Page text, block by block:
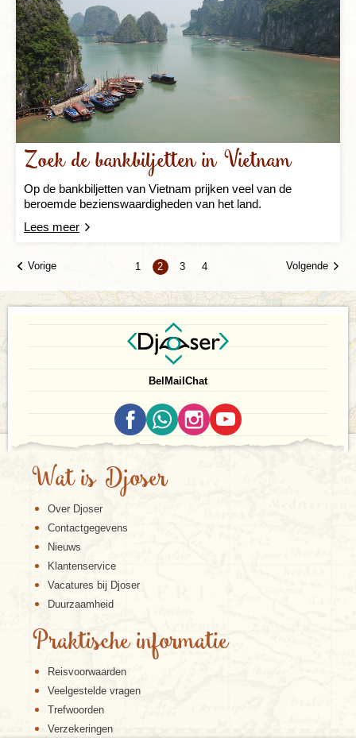
Zoek de bankbiljetten in Vietnam
Op de bankbiljetten van Vietnam prijken veel van de
beroemde bezienswaardigheden van het land.
Lees meer
Vorige 1 2 3 4 Volgende
Bel Mail Chat
Wat is Djoser
Over Djoser
Contactgegevens
Nieuws
Klantenservice
Vacatures bij Djoser
Duurzaamheid
Praktische informatie
Reisvoorwaarden
Veelgestelde vragen
Trefwoorden
Verzekeringen